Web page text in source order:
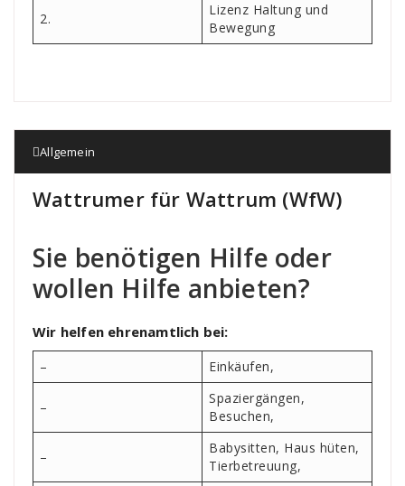
2.
Lizenz Haltung und
Bewegung
Allgemein
Wattrumer für Wattrum (WfW)
Sie benötigen Hilfe oder
wollen Hilfe anbieten?
Wir helfen ehrenamtlich bei:
– Einkäufen,
–
Spaziergängen,
Besuchen,
–
Babysitten, Haus hüten,
Tierbetreuung,